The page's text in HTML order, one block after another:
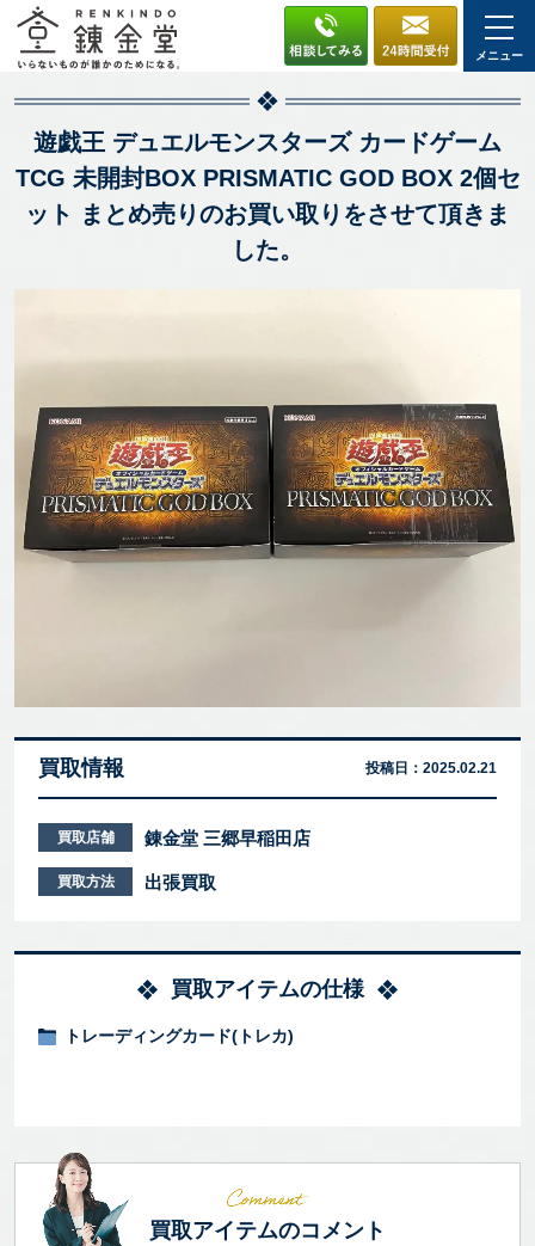
メニュー
遊戯王 デュエルモンスターズ カードゲーム
TCG 未開封BOX PRISMATIC GOD BOX 2個セ
ット まとめ売りのお買い取りをさせて頂きま
した。
買取情報 投稿日： 2025.02.21
買取店舗 錬金堂 三郷早稲田店
買取方法 出張買取
買取アイテムの仕様
トレーディングカード(トレカ)
買取アイテムのコメント